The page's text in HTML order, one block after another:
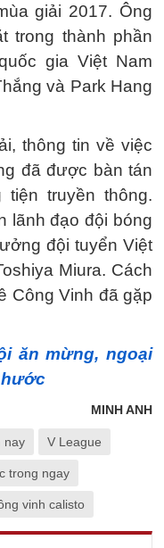
giải 2017. Ông
trong thành phần
gia Việt Nam
và Park Hang
thông tin về việc
đã được bàn tán
truyền thông.
lãnh đạo đội bóng
đội tuyển Việt
Miura. Cách
Công Vinh đã gặp
ăn mừng, ngoại
hước
MINH ANH
nay V League
trong ngay
vinh calisto